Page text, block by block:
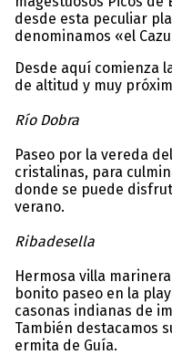
desde esta peculiar
denominamos «el
Desde aquí comienza
de altitud y muy
Río Dobra
Paseo por la vereda
cristalinas, para
donde se puede
verano.
Ribadesella
Hermosa villa
bonito paseo en la
casonas indianas de
También destacamos
ermita de Guía.